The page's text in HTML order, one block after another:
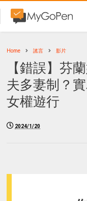
Home 謠言 影片
【錯誤】芬
夫多妻制？
女權遊行
2024/1/20